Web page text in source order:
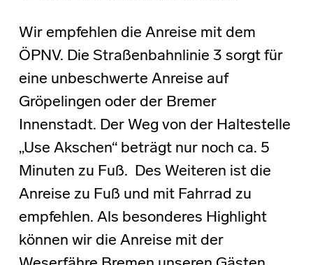
Wir empfehlen die Anreise mit dem
ÖPNV. Die Straßenbahnlinie 3 sorgt für
eine unbeschwerte Anreise auf
Gröpelingen oder der Bremer
Innenstadt. Der Weg von der Haltestelle
„Use Akschen“ beträgt nur noch ca. 5
Minuten zu Fuß. Des Weiteren ist die
Anreise zu Fuß und mit Fahrrad zu
empfehlen. Als besonderes Highlight
können wir die Anreise mit der